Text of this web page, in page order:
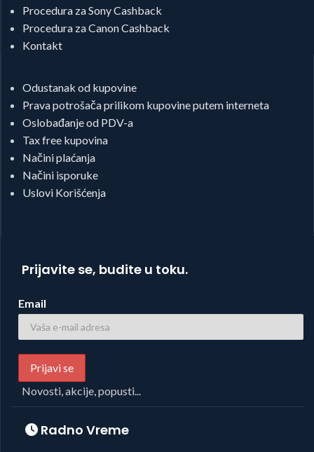
Procedura za Sony Cashback
Procedura za Canon Cashback
Kontakt
Odustanak od kupovine
Prava potrošača prilikom kupovine putem interneta
Oslobađanje od PDV-a
Tax free kupovina
Načini plaćanja
Načini isporuke
Uslovi Korišćenja
Prijavite se, budite u toku.
Email
Novosti, akcije, popusti...
Radno Vreme